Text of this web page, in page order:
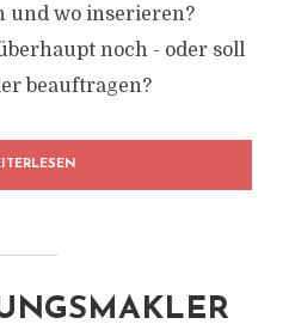
und wo inserieren?
noch - oder soll
beauftragen?